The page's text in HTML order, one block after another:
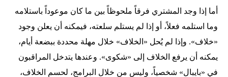
أما إذا وجد المشتري فرقاً ملحوظاً بين ما كان موعوداً باستلامه
وما استلمه فعلاً، أو إذا لم يستلم سلعته، فيمكنه أن يعلن وجود
«خلاف». وإذا لم يُحل «الخلاف» خلال مهلة محددة ببضعة أيام،
يمكنه أن يرفع الخلاف إلى «شكوى». وعندها يتدخل المراقبون
في «بايبال» شخصياً، وليس من خلال البرامج، لحسم الخلاف،